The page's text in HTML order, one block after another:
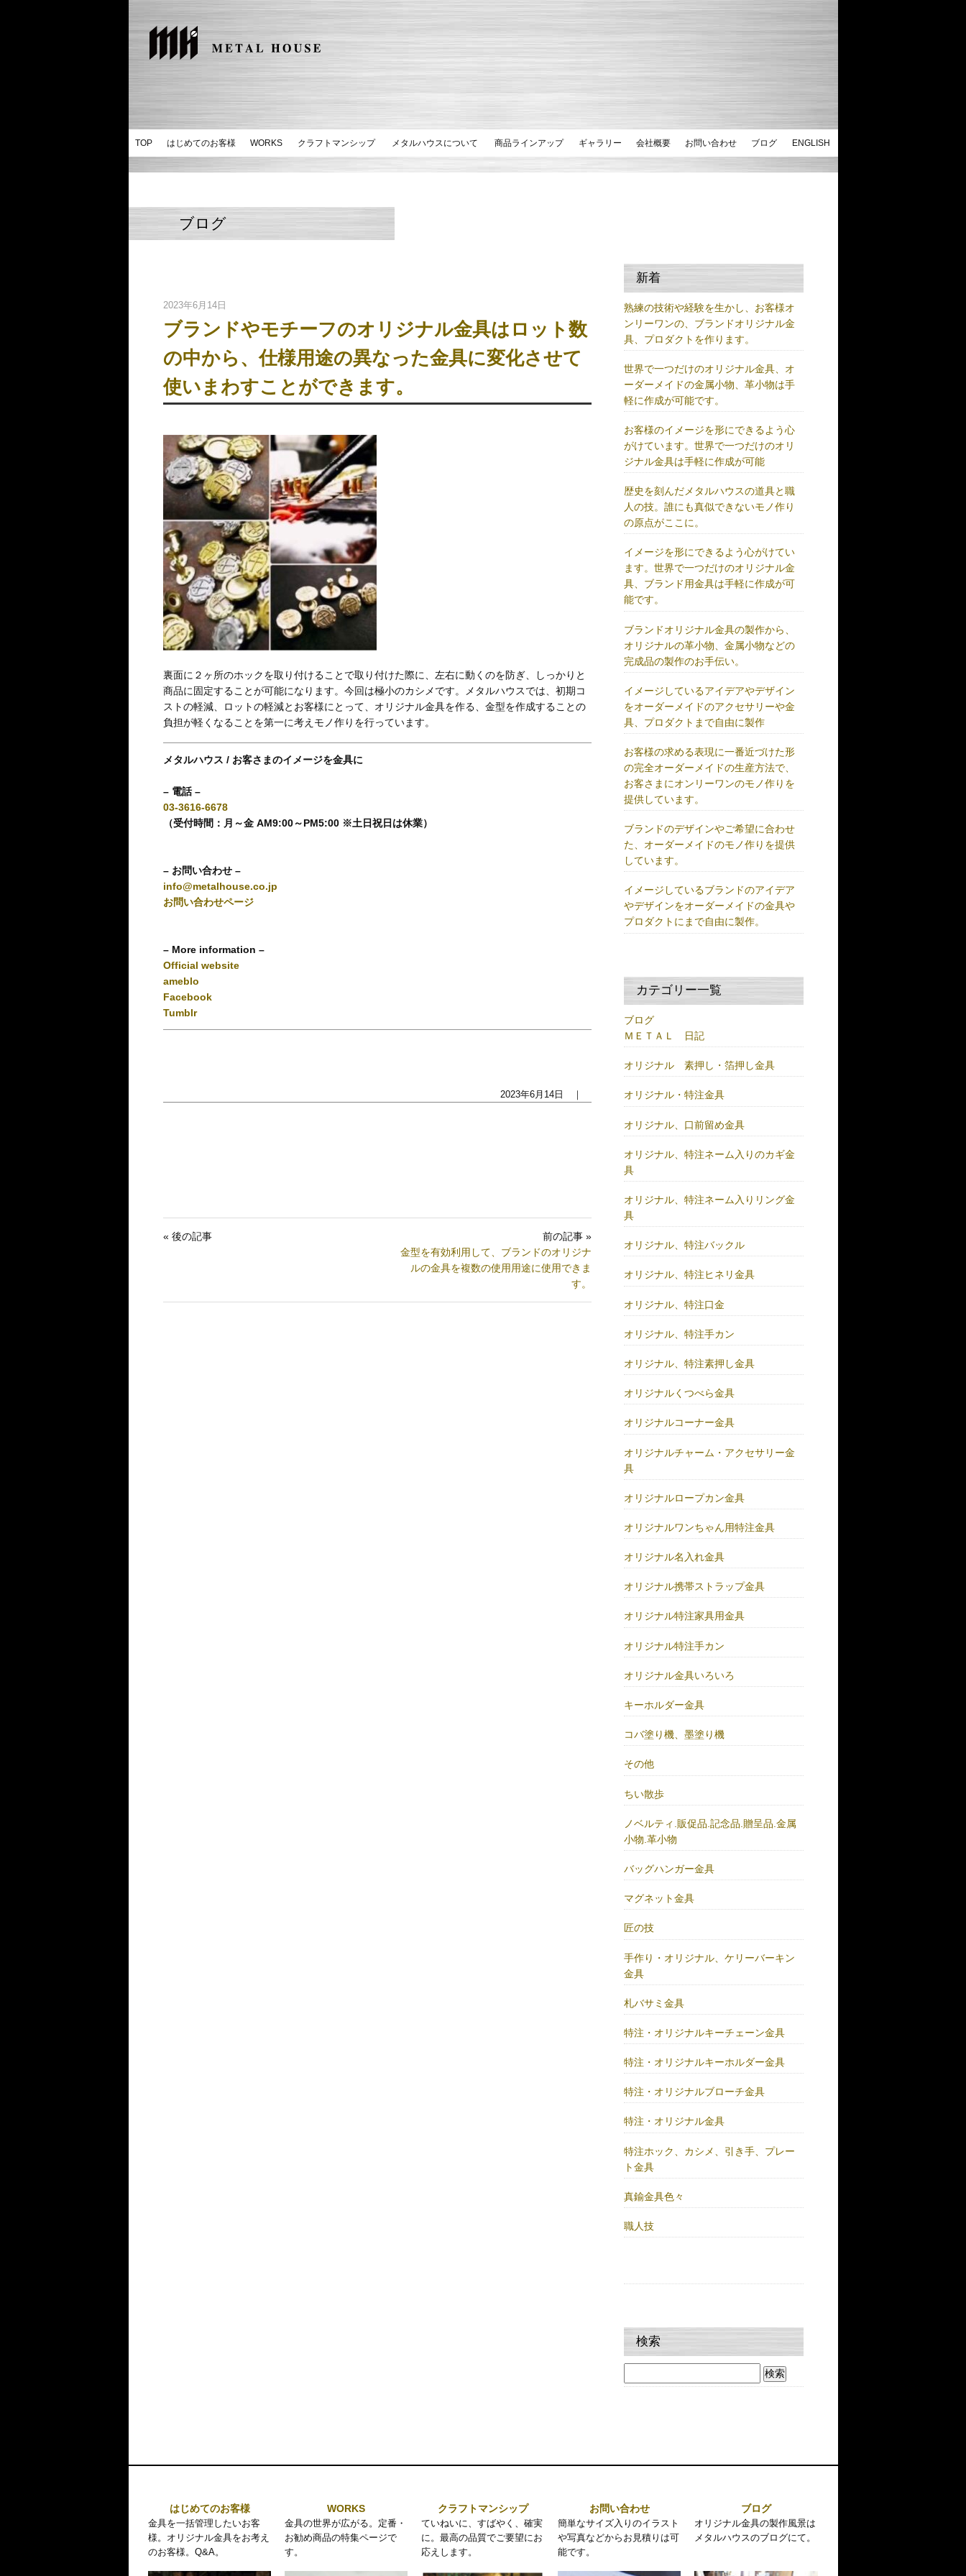
TOP はじめてのお客様 WORKS クラフトマンシップ メタルハウスについて 商品ラインアップ ギャラリー 会社概要 お問い合わせ ブログ ENGLISH
ブログ
2023年6月14日
ブランドやモチーフのオリジナル金具はロット数
の中から、仕様用途の異なった金具に変化させて
使いまわすことができます。
裏面に２ヶ所のホックを取り付けることで取り付けた際に、左右に動くのを防ぎ、しっかりと
商品に固定することが可能になります。今回は極小のカシメです。メタルハウスでは、初期コ
ストの軽減、ロットの軽減とお客様にとって、オリジナル金具を作る、金型を作成することの
負担が軽くなることを第一に考えモノ作りを行っています。
メタルハウス / お客さまのイメージを金具に
– 電話 –
03-3616-6678
（受付時間：月～金 AM9:00～PM5:00 ※土日祝日は休業）
– お問い合わせ –
info@metalhouse.co.jp
お問い合わせページ
– More information –
Official website
ameblo
Facebook
Tumblr
2023年6月14日 ｜
« 後の記事
前の記事 »
金型を有効利用して、ブランドのオリジナ
ルの金具を複数の使用用途に使用できま
す。
新着
熟練の技術や経験を生かし、お客様オ
ンリーワンの、ブランドオリジナル金
具、プロダクトを作ります。
世界で一つだけのオリジナル金具、オ
ーダーメイドの金属小物、革小物は手
軽に作成が可能です。
お客様のイメージを形にできるよう心
がけています。世界で一つだけのオリ
ジナル金具は手軽に作成が可能
歴史を刻んだメタルハウスの道具と職
人の技。誰にも真似できないモノ作り
の原点がここに。
イメージを形にできるよう心がけてい
ます。世界で一つだけのオリジナル金
具、ブランド用金具は手軽に作成が可
能です。
ブランドオリジナル金具の製作から、
オリジナルの革小物、金属小物などの
完成品の製作のお手伝い。
イメージしているアイデアやデザイン
をオーダーメイドのアクセサリーや金
具、プロダクトまで自由に製作
お客様の求める表現に一番近づけた形
の完全オーダーメイドの生産方法で、
お客さまにオンリーワンのモノ作りを
提供しています。
ブランドのデザインやご希望に合わせ
た、オーダーメイドのモノ作りを提供
しています。
イメージしているブランドのアイデア
やデザインをオーダーメイドの金具や
プロダクトにまで自由に製作。
カテゴリー一覧
ブログ
ＭＥＴＡＬ 日記
オリジナル 素押し・箔押し金具
オリジナル・特注金具
オリジナル、口前留め金具
オリジナル、特注ネーム入りのカギ金
具
オリジナル、特注ネーム入りリング金
具
オリジナル、特注バックル
オリジナル、特注ヒネリ金具
オリジナル、特注口金
オリジナル、特注手カン
オリジナル、特注素押し金具
オリジナルくつべら金具
オリジナルコーナー金具
オリジナルチャーム・アクセサリー金
具
オリジナルロープカン金具
オリジナルワンちゃん用特注金具
オリジナル名入れ金具
オリジナル携帯ストラップ金具
オリジナル特注家具用金具
オリジナル特注手カン
オリジナル金具いろいろ
キーホルダー金具
コバ塗り機、墨塗り機
その他
ちい散歩
ノベルティ.販促品.記念品.贈呈品.金属
小物.革小物
バッグハンガー金具
マグネット金具
匠の技
手作り・オリジナル、ケリーバーキン
金具
札バサミ金具
特注・オリジナルキーチェーン金具
特注・オリジナルキーホルダー金具
特注・オリジナルブローチ金具
特注・オリジナル金具
特注ホック、カシメ、引き手、プレー
ト金具
真鍮金具色々
職人技
検索
索:
はじめてのお客様
金具を一括管理したいお客
様。オリジナル金具をお考え
のお客様。Q&A。
WORKS
金具の世界が広がる。定番・
お勧め商品の特集ページで
す。
クラフトマンシップ
ていねいに、すばやく、確実
に。最高の品質でご要望にお
応えします。
お問い合わせ
簡単なサイズ入りのイラスト
や写真などからお見積りは可
能です。
ブログ
オリジナル金具の製作風景は
メタルハウスのブログにて。